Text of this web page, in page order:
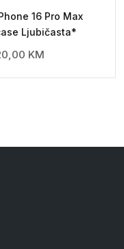
16 Pro Max
Ljubičasta*
KM